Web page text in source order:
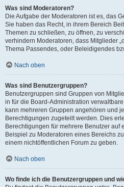
Was sind Moderatoren?
Die Aufgabe der Moderatoren ist es, das
Sie haben das Recht, in ihrem Bereich
Themen zu schließen, zu öffnen, zu
verhindern Moderatoren, dass Mitglieder
Thema Passendes, oder Beleidigendes
Nach oben
Was sind Benutzergruppen?
Benutzergruppen sind Gruppen von
in für die Board-Administration
kann mehreren Gruppen angehören und
Berechtigungen zugeteilt werden. Dies
Berechtigungen für mehrere Benutzer auf
Beispiel zu Moderatoren eines Bereichs
einem nichtöffentlichen Forum zu geben.
Nach oben
Wo finde ich die Benutzergruppen und